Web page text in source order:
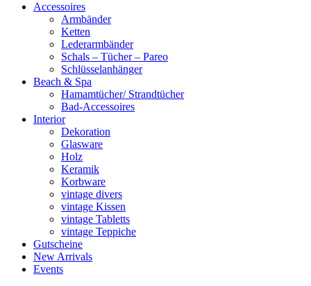
Accessoires
Armbänder
Ketten
Lederarmbänder
Schals – Tücher – Pareo
Schlüsselanhänger
Beach & Spa
Hamamtücher/ Strandtücher
Bad-Accessoires
Interior
Dekoration
Glasware
Holz
Keramik
Korbware
vintage divers
vintage Kissen
vintage Tabletts
vintage Teppiche
Gutscheine
New Arrivals
Events